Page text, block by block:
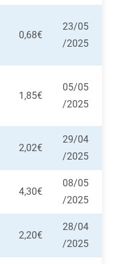
0,68€
23/05
/2025
1,85€
05/05
/2025
2,02€
29/04
/2025
4,30€
08/05
/2025
2,20€
28/04
/2025